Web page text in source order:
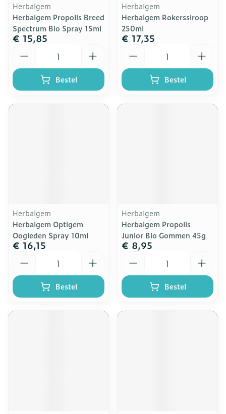
Herbalgem
Herbalgem Propolis Breed
Spectrum Bio Spray 15ml
€ 15,85
Bestel
Herbalgem
Herbalgem Rokerssiroop
250ml
€ 17,35
Bestel
Herbalgem
Herbalgem Optigem
Oogleden Spray 10ml
€ 16,15
Bestel
Herbalgem
Herbalgem Propolis
Junior Bio Gommen 45g
€ 8,95
Bestel